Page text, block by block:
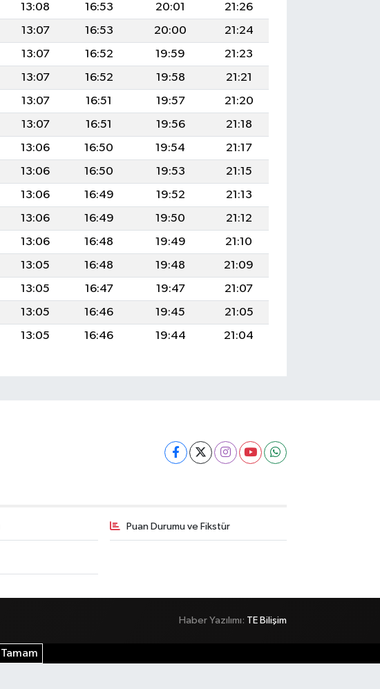
13:08 16:53 20:01
21:26
13:07 16:53 20:00
21:24
13:07 16:52 19:59
21:23
13:07 16:52 19:58
21:21
13:07 16:51 19:57
21:20
13:07 16:51 19:56
21:18
13:06 16:50 19:54
21:17
13:06 16:50 19:53
21:15
13:06 16:49 19:52
21:13
13:06 16:49 19:50
21:12
13:06 16:48 19:49
21:10
13:05 16:48 19:48
21:09
13:05 16:47 19:47
21:07
13:05 16:46 19:45
21:05
13:05 16:46 19:44 21:04
Puan Durumu ve Fikstür
Haber Yazılımı: TE Bilişim
Tamam